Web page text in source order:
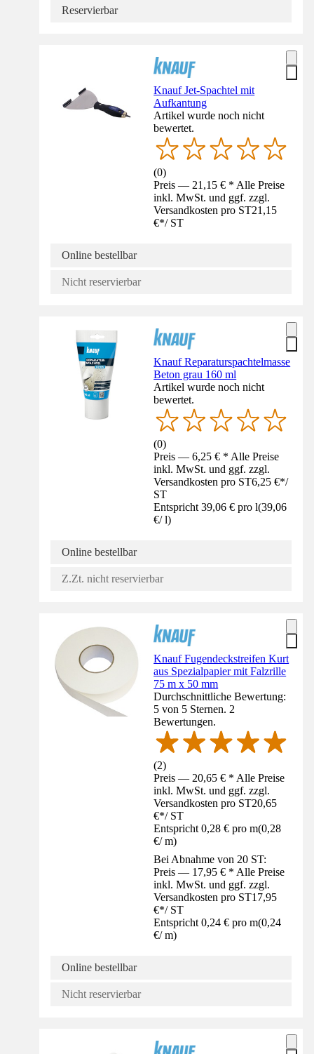
Reservierbar
Knauf Jet-Spachtel mit
Aufkantung
Artikel wurde noch nicht
bewertet.
(0)
Preis — 21,15 € * Alle Preise
inkl. MwSt. und ggf. zzgl.
Versandkosten pro ST21,15
€*/ ST
Online bestellbar
Nicht reservierbar
Knauf Reparaturspachtelmasse
Beton grau 160 ml
Artikel wurde noch nicht
bewertet.
(0)
Preis — 6,25 € * Alle Preise
inkl. MwSt. und ggf. zzgl.
Versandkosten pro ST6,25 €*/
ST
Entspricht 39,06 € pro l(39,06
€/ l)
Online bestellbar
Z.Zt. nicht reservierbar
Knauf Fugendeckstreifen Kurt
aus Spezialpapier mit Falzrille
75 m x 50 mm
Durchschnittliche Bewertung:
5 von 5 Sternen. 2
Bewertungen.
(2)
Preis — 20,65 € * Alle Preise
inkl. MwSt. und ggf. zzgl.
Versandkosten pro ST20,65
€*/ ST
Entspricht 0,28 € pro m(0,28
€/ m)
Bei Abnahme von 20 ST:
Preis — 17,95 € * Alle Preise
inkl. MwSt. und ggf. zzgl.
Versandkosten pro ST17,95
€*/ ST
Entspricht 0,24 € pro m(0,24
€/ m)
Online bestellbar
Nicht reservierbar